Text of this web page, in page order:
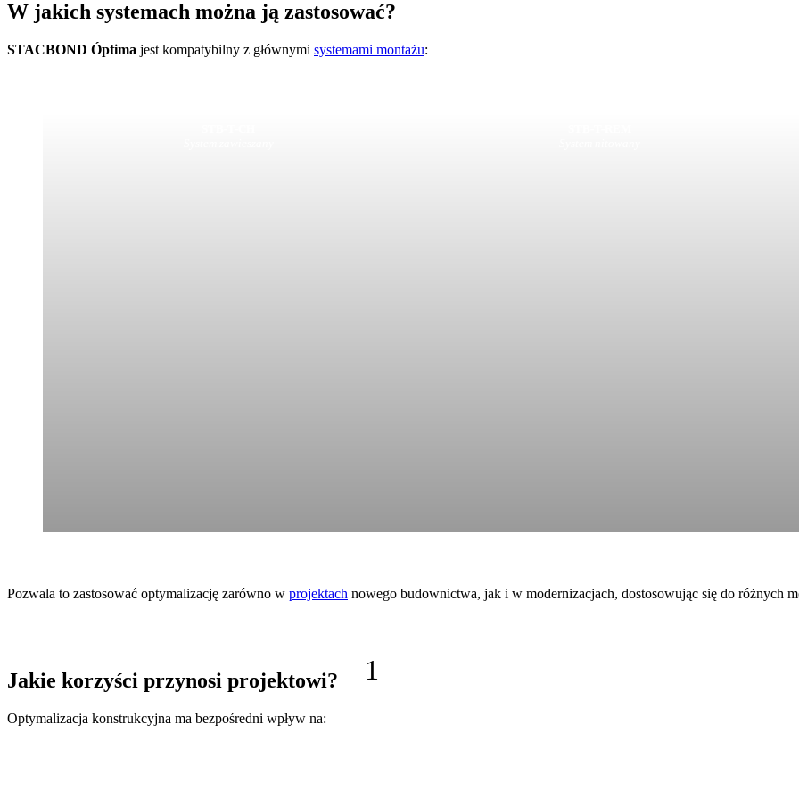
W jakich systemach można ją zastosować?
STACBOND Óptima jest kompatybilny z głównymi systemami montażu:
Pozwala to zastosować optymalizację zarówno w projektach nowego budownictwa, jak i w modernizacjach, dostosowując się do różnych
Jakie korzyści przynosi projektowi?
Optymalizacja konstrukcyjna ma bezpośredni wpływ na:
1